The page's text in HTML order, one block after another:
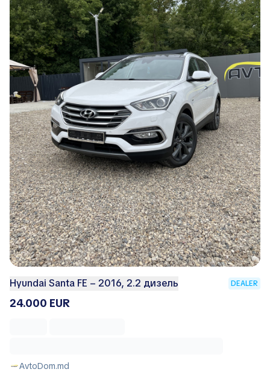
Hyundai Santa FE – 2016, 2.2 дизель DEALER
24.000 EUR
AvtoDom.md